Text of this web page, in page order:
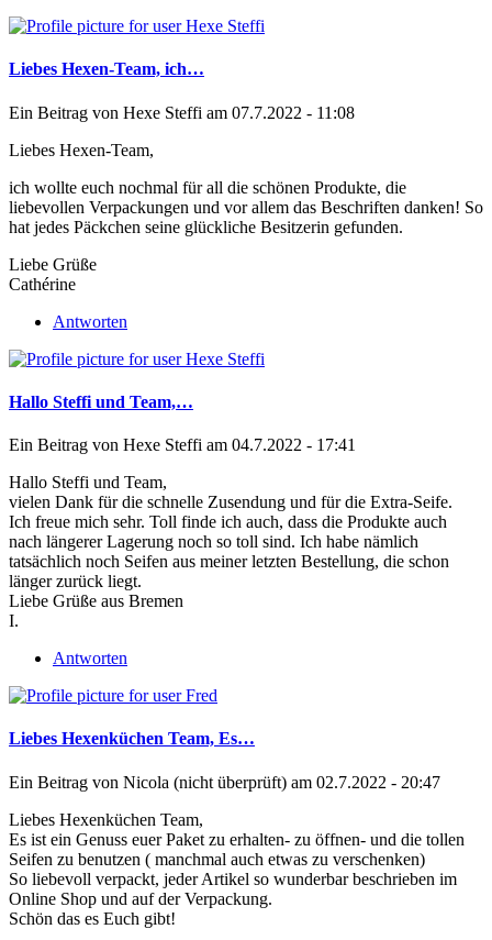
Liebes Hexen-Team, ich…
Ein Beitrag von Hexe Steffi am 07.7.2022 - 11:08
Liebes Hexen-Team,
ich wollte euch nochmal für all die schönen Produkte, die
liebevollen Verpackungen und vor allem das Beschriften danken! So
hat jedes Päckchen seine glückliche Besitzerin gefunden.
Liebe Grüße
Cathérine
Antworten
Hallo Steffi und Team,…
Ein Beitrag von Hexe Steffi am 04.7.2022 - 17:41
Hallo Steffi und Team,
vielen Dank für die schnelle Zusendung und für die Extra-Seife.
Ich freue mich sehr. Toll finde ich auch, dass die Produkte auch
nach längerer Lagerung noch so toll sind. Ich habe nämlich
tatsächlich noch Seifen aus meiner letzten Bestellung, die schon
länger zurück liegt.
Liebe Grüße aus Bremen
I.
Antworten
Liebes Hexenküchen Team, Es…
Ein Beitrag von Nicola (nicht überprüft) am 02.7.2022 - 20:47
Liebes Hexenküchen Team,
Es ist ein Genuss euer Paket zu erhalten- zu öffnen- und die tollen
Seifen zu benutzen ( manchmal auch etwas zu verschenken)
So liebevoll verpackt, jeder Artikel so wunderbar beschrieben im
Online Shop und auf der Verpackung.
Schön das es Euch gibt!